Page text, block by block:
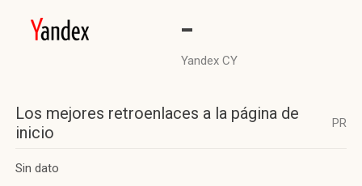
-
Yandex CY
Los mejores retroenlaces a la página de
inicio
PR
Sin dato